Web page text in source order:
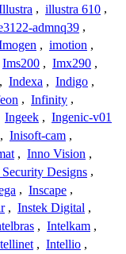
, illustra 610 ,
admnq39 ,
, imotion ,
Ims200 , Imx290 ,
, Indexa , Indigo ,
, Infinity ,
Ingeek , Ingenic-v01
, Inisoft-cam ,
, Inno Vision ,
Designs ,
, Inscape ,
, Instek Digital ,
, Intelkam ,
, Intellio ,